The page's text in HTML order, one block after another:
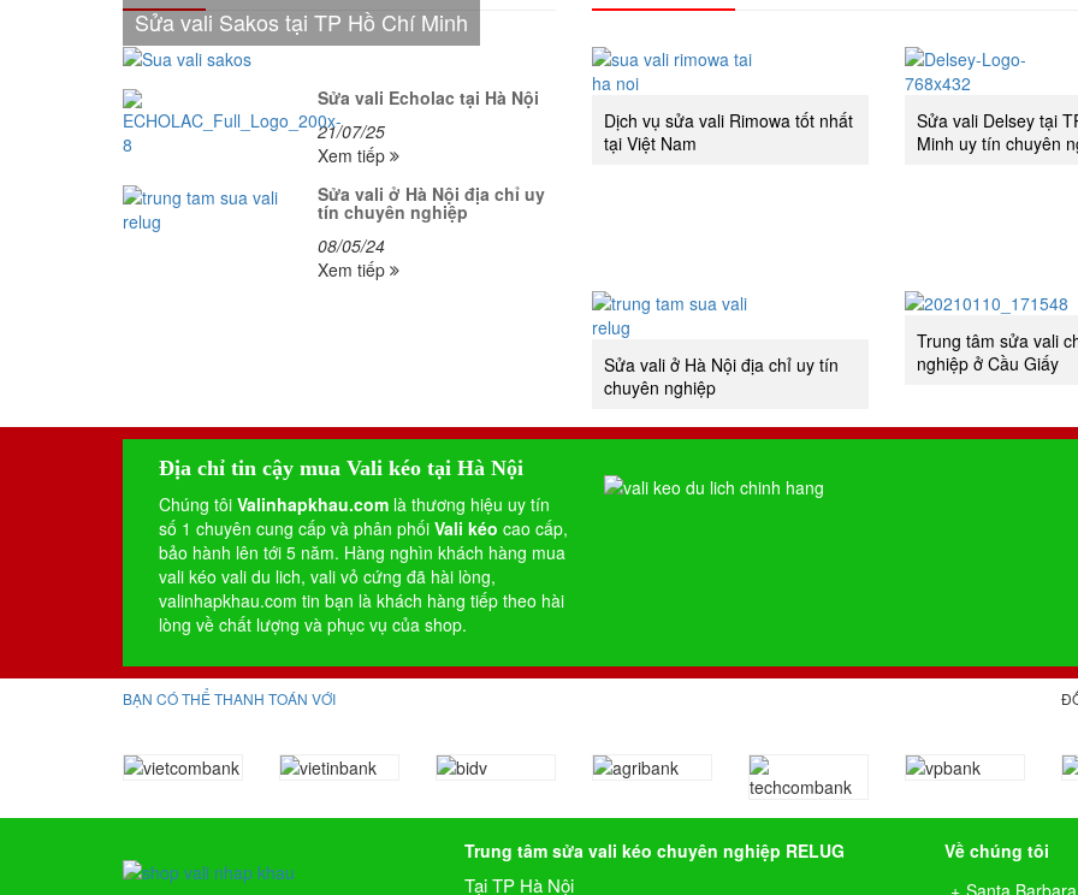
Sửa vali Sakos tại TP Hồ Chí Minh
Sửa vali Echolac tại Hà Nội
21/07/25
Xem tiếp
Sửa vali ở Hà Nội địa chỉ uy
tín chuyên nghiệp
08/05/24
Xem tiếp
Dịch vụ sửa vali Rimowa tốt nhất
tại Việt Nam
Sửa vali Delsey tại
Minh uy tín chuyên
Sửa vali ở Hà Nội địa chỉ uy tín
chuyên nghiệp
Trung tâm sửa vali
nghiệp ở Cầu Giấy
Địa chỉ tin cậy mua Vali kéo tại Hà Nội
Chúng tôi Valinhapkhau.com là thương hiệu uy tín
số 1 chuyên cung cấp và phân phối Vali kéo cao cấp,
bảo hành lên tới 5 năm. Hàng nghìn khách hàng mua
vali kéo vali du lich, vali vỏ cứng đã hài lòng,
valinhapkhau.com tin bạn là khách hàng tiếp theo hài
lòng về chất lượng và phục vụ của shop.
BẠN CÓ THỂ THANH TOÁN VỚI
Trung tâm sửa vali kéo chuyên nghiệp RELUG
Tại TP Hà Nội
Về chúng tôi
Santa